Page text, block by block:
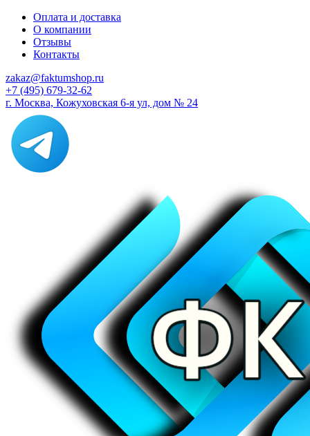
Оплата и доставка
О компании
Отзывы
Контакты
zakaz@faktumshop.ru
+7 (495) 679-32-62
г. Москва, Кожуховская 6-я ул, дом № 24